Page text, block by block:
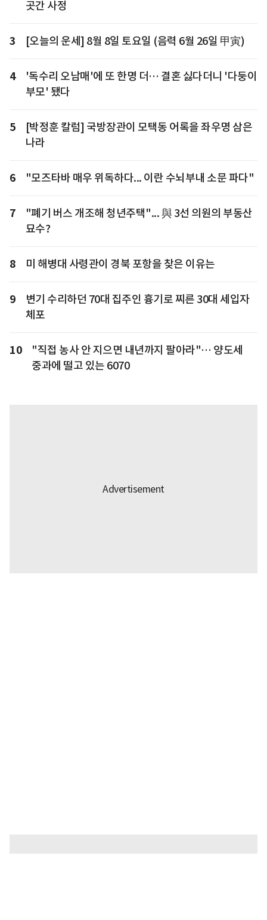
곳간 사정
3 [오늘의 운세] 8월 8일 토요일 (음력 6월 26일 甲寅)
4
'독수리 오남매'에 또 한명 더… 결혼 싫다더니 '다둥이
부모' 됐다
5
[박정훈 칼럼] 국방장관이 모택동 어록을 좌우명 삼은
나라
6 "모즈타바 매우 위독하다... 이란 수뇌부내 소문 파다"
7
"폐기 버스 개조해 청년주택"... 與 3선 의원의 부동산
묘수?
8 미 해병대 사령관이 경북 포항을 찾은 이유는
9
변기 수리하던 70대 집주인 흉기로 찌른 30대 세입자
체포
10
"직접 농사 안 지으면 내년까지 팔아라"… 양도세
중과에 떨고 있는 6070